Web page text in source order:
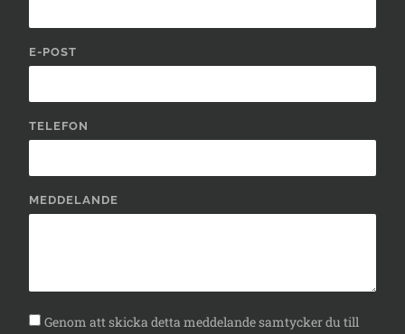
E-POST
TELEFON
MEDDELANDE
Genom att skicka detta meddelande samtycker du till